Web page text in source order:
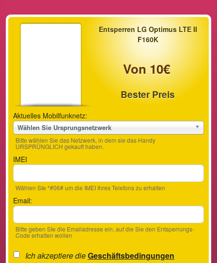
Entsperren LG Optimus LTE II
F160K
Von 10€
Bester Preis
Aktuelles Mobilfunknetz:
Wählen Sie Ursprungsnetzwerk
Bitte wählen Sie das Netzwerk, in dem sie das Handy
URSPRÜNGLICH gekauft haben.
IMEI
Wählen SIe *#06# um die IMEI Ihres Telefons zu erhalten
Email:
Bitte geben SIe die Emailadresse ein, auf die Sie den Entsperrungs-
Code erhalten wollen
Ich akzeptiere dieGeschäftsbedingungen